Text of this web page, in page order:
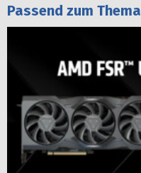
Passend zum Thema